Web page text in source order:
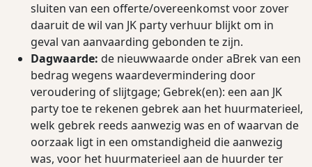
sluiten van een oﬀerte/overeenkomst voor zover
daaruit de wil van JK party verhuur blijkt om in
geval van aanvaarding gebonden te zijn.
Dagwaarde: de nieuwwaarde onder aBrek van een
bedrag wegens waardevermindering door
veroudering of slijtgage; Gebrek(en): een aan JK
party toe te rekenen gebrek aan het huurmaterieel,
welk gebrek reeds aanwezig was en of waarvan de
oorzaak ligt in een omstandigheid die aanwezig
was, voor het huurmaterieel aan de huurder ter